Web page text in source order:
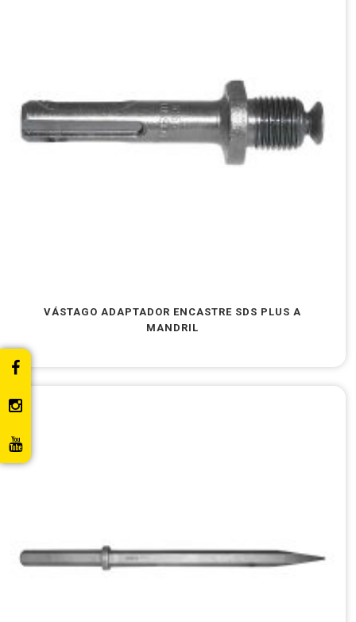
VÁSTAGO ADAPTADOR ENCASTRE SDS PLUS A
MANDRIL